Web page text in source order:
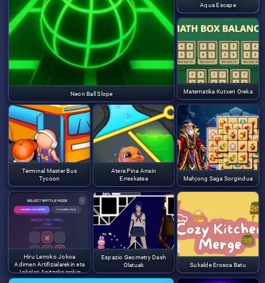
Neon Ball Slope
Aqua Escape
Matematika Kutxen Oreka
Terminal Master Bus
Tycoon
Atera Pina Arrain
Erreskatea
Mahjong Saga Sorgindua
Hiru Lerroko Jokoa
Adimen Artifizialarekin eta
Jokalari Anitzekoarekin
Espazio Geometry Dash
Olatuak
Sukalde Erosoa Batu